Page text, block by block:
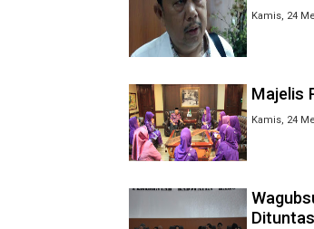
Kamis, 24
Majelis
Kamis, 24